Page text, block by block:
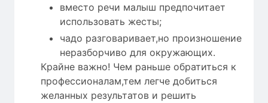
вместо речи малыш предпочитает
использовать жесты;
чадо разговаривает,но произношение
неразборчиво для окружающих.
Крайне важно! Чем раньше обратиться к
профессионалам,тем легче добиться
желанных результатов и решить